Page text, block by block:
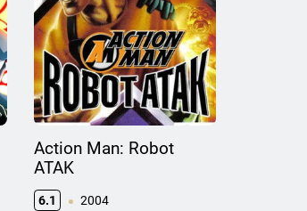
Action Man: Robot
ATAK
6.1 2004